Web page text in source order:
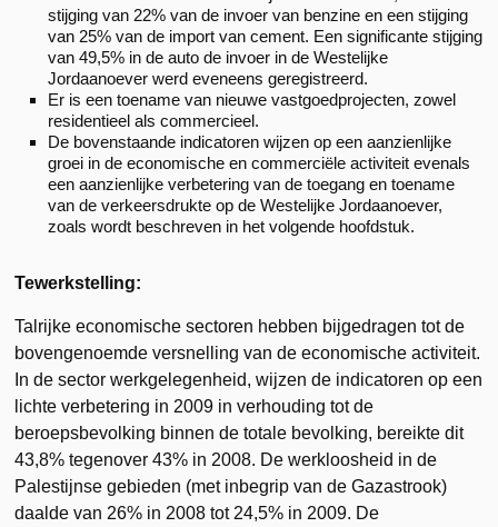
stijging van 22% van de invoer van benzine en een stijging
van 25% van de import van cement. Een significante stijging
van 49,5% in de auto de invoer in de Westelijke
Jordaanoever werd eveneens geregistreerd.
Er is een toename van nieuwe vastgoedprojecten, zowel
residentieel als commercieel.
De bovenstaande indicatoren wijzen op een aanzienlijke
groei in de economische en commerciële activiteit evenals
een aanzienlijke verbetering van de toegang en toename
van de verkeersdrukte op de Westelijke Jordaanoever,
zoals wordt beschreven in het volgende hoofdstuk.
Tewerkstelling:
Talrijke economische sectoren hebben bijgedragen tot de
bovengenoemde versnelling van de economische activiteit.
In de sector werkgelegenheid, wijzen de indicatoren op een
lichte verbetering in 2009 in verhouding tot de
beroepsbevolking binnen de totale bevolking, bereikte dit
43,8% tegenover 43% in 2008. De werkloosheid in de
Palestijnse gebieden (met inbegrip van de Gazastrook)
daalde van 26% in 2008 tot 24,5% in 2009. De